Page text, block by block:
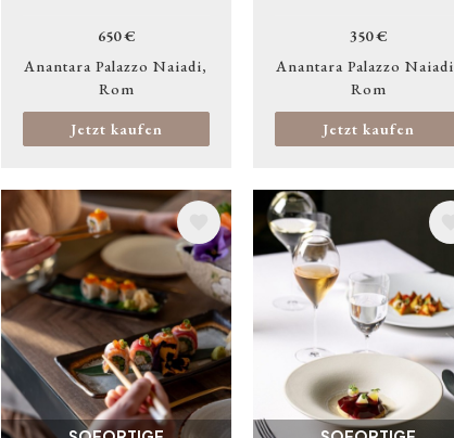
650 €
Anantara Palazzo Naiadi
Rom
Jetzt kaufen
350 €
Anantara Palazzo Naiadi
Rom
Jetzt kaufen
Bild Bild